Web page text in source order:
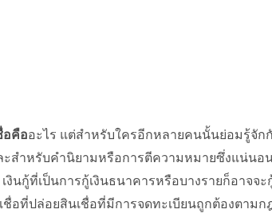
อคืออะไร แต่สำหรับใครอีกหลายคนนั้นย่อมรู้จัก
ละสำหรับคำนิยามหรือการตีความหมายซึ่งแน่นอ
เงินกู้ที่เป็นการกู้เงินธนาคารหรือบางรายก็อาจจะ
อที่ปล่อยสินเชื่อที่มีการจดทะเบียนถูกต้องตามก